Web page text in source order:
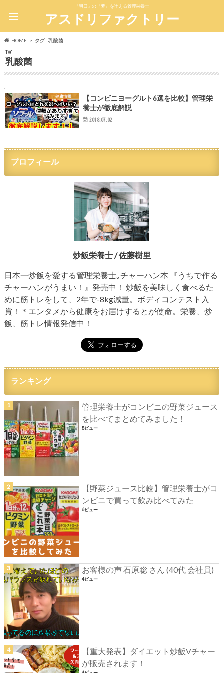
『明日』の『夢』を叶える管理栄養士
アスドリファクトリー
HOME タグ : 乳酸菌
TAG
乳酸菌
健康情報
【コンビニヨーグルト6選を比較】管理栄
養士が徹底解説
2018.07.02
プロフィール
炒飯栄養士 / 佐藤樹里
日本一炒飯を愛する管理栄養士｡チャーハン本 『うちで作る
チャーハンがうまい！』発売中！ 炒飯を美味しく食べるた
めに筋トレをして、2年で-8kg減量。ボディコンテスト入
賞！＊エンタメから健康をお届けするとが使命。栄養、炒
飯、筋トレ情報発信中！
ランキング
管理栄養士がコンビニの野菜ジュース
を比べてまとめてみました！
8ビュー
【野菜ジュース比較】管理栄養士がコ
ンビニで買って飲み比べてみた
6ビュー
お客様の声 石原聡 さん (40代 会社員)
4ビュー
【重大発表】ダイエット炒飯Vチャー
が販売されます！